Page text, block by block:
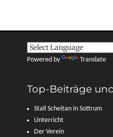
Powered by Translate
Top-Beiträge
Stall Scheitan in Sottrum
Unterricht
Der Verein